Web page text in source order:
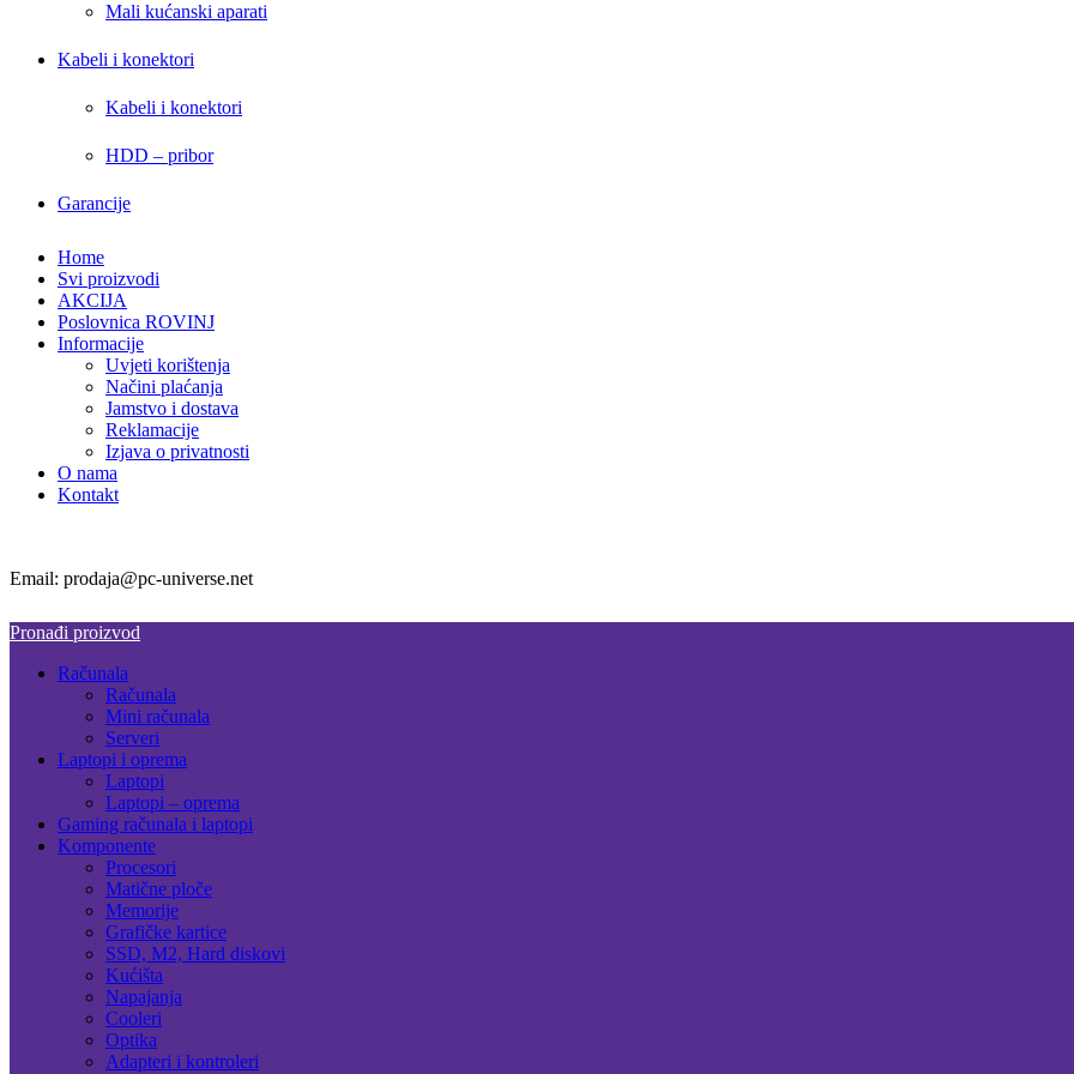
Mali kućanski aparati
Kabeli i konektori
Kabeli i konektori
HDD – pribor
Garancije
Home
Svi proizvodi
AKCIJA
Poslovnica ROVINJ
Informacije
Uvjeti korištenja
Načini plaćanja
Jamstvo i dostava
Reklamacije
Izjava o privatnosti
O nama
Kontakt
Email: prodaja@pc-universe.net
Pronađi proizvod
Računala
Računala
Mini računala
Serveri
Laptopi i oprema
Laptopi
Laptopi – oprema
Gaming računala i laptopi
Komponente
Procesori
Matične ploče
Memorije
Grafičke kartice
SSD, M2, Hard diskovi
Kućišta
Napajanja
Cooleri
Optika
Adapteri i kontroleri